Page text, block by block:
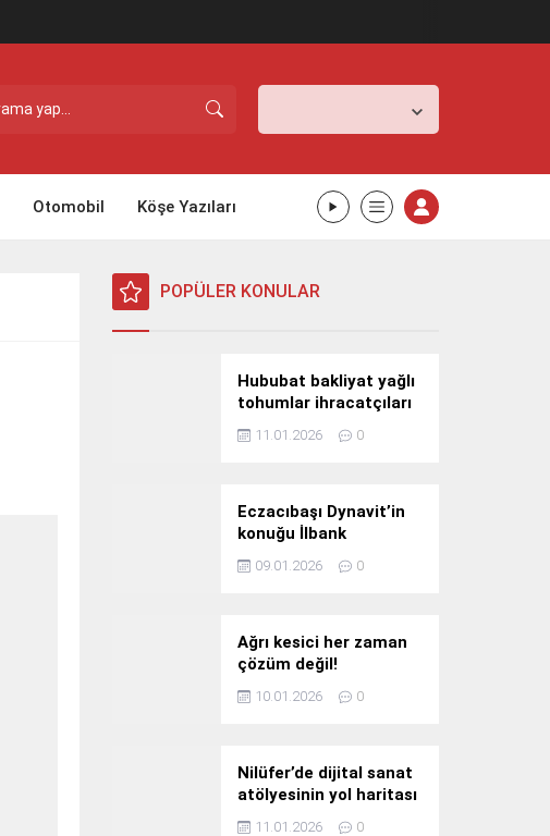
Otomobil Köşe Yazıları
POPÜLER KONULAR
Hububat bakliyat yağlı
tohumlar ihracatçıları
Güney Kore yolcusu
11.01.2026 0
Eczacıbaşı Dynavit’in
konuğu İlbank
09.01.2026 0
Ağrı kesici her zaman
çözüm değil!
10.01.2026 0
Nilüfer’de dijital sanat
atölyesinin yol haritası
konuşuldu
11.01.2026 0